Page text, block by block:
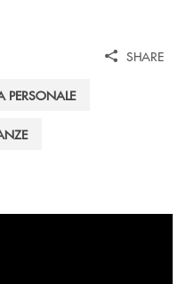
PERSONALE
SHARE